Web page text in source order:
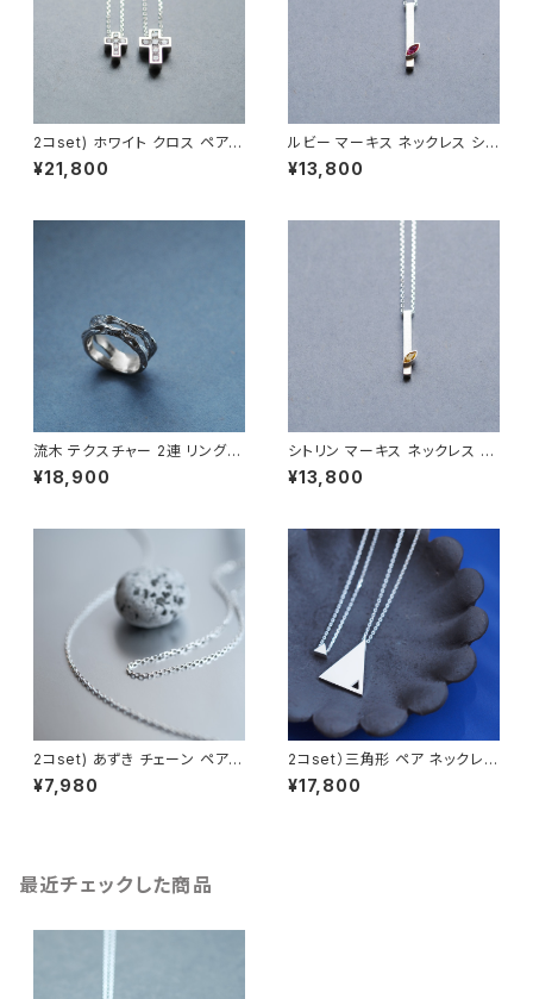
2コset) ホワイト クロス ペア
ネックレス シルバー925
¥21,800
ルビー マーキス ネックレス シル
バー925 7月誕生石 メンズ ユ
ニセックス
¥13,800
流木 テクスチャー 2連 リング
シルバー925 メンズ ユニセック
ス
¥18,900
シトリン マーキス ネックレス シ
ルバー925 11月誕生石 メンズ
ユニセックス
¥13,800
2コset) あずき チェーン ペア
ネックレス シルバー925
¥7,980
2コset）三角形 ペア ネックレス
シルバー925
¥17,800
最近チェックした商品